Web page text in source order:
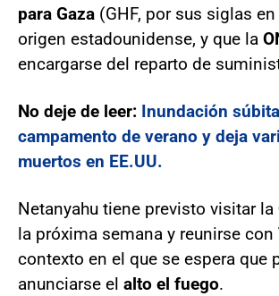
para Gaza (GHF, por sus siglas
origen estadounidense, y que la
encargarse del reparto de
No deje de leer: Inundación
campamento de verano y deja
muertos en EE.UU.
Netanyahu tiene previsto visitar la
la próxima semana y reunirse con
contexto en el que se espera que
anunciarse el alto el fuego.